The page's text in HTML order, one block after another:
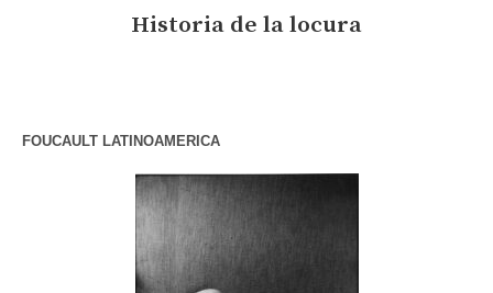
Historia de la locura
FOUCAULT LATINOAMERICA